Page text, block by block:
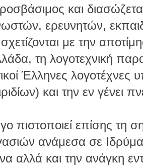
και
ερευνητών,
με την
τη λογοτεχνική
Έλληνες λογοτέχνες
και την εν γένει
πιστοποιεί επίσης τη
ανάμεσα σε
αλλά και την ανάγκη